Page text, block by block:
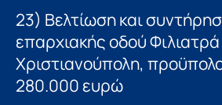
23) Βελτίωση και
επαρχιακής οδού Φιλιατρά
Χριστιανούπολη,
280.000 ευρώ